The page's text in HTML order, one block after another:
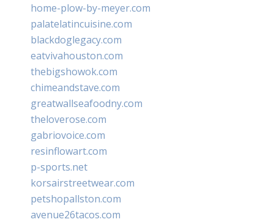
home-plow-by-meyer.com
palatelatincuisine.com
blackdoglegacy.com
eatvivahouston.com
thebigshowok.com
chimeandstave.com
greatwallseafoodny.com
theloverose.com
gabriovoice.com
resinflowart.com
p-sports.net
korsairstreetwear.com
petshopallston.com
avenue26tacos.com